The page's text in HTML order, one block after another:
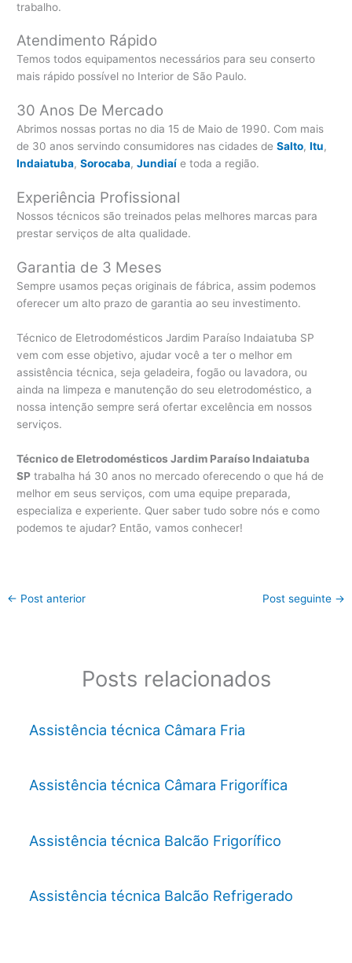
trabalho.
Atendimento Rápido
Temos todos equipamentos necessários para seu conserto
mais rápido possível no Interior de São Paulo.
30 Anos De Mercado
Abrimos nossas portas no dia 15 de Maio de 1990. Com mais
de 30 anos servindo consumidores nas cidades deSalto,Itu,
Indaiatuba,Sorocaba,Jundiaí e toda a região.
Experiência Profissional
Nossos técnicos são treinados pelas melhores marcas para
prestar serviços de alta qualidade.
Garantia de 3 Meses
Sempre usamos peças originais de fábrica, assim podemos
oferecer um alto prazo de garantia ao seu investimento.
Técnico de Eletrodomésticos Jardim Paraíso Indaiatuba SP
vem com esse objetivo, ajudar você a ter o melhor em
assistência técnica, seja geladeira, fogão ou lavadora, ou
ainda na limpeza e manutenção do seu eletrodoméstico, a
nossa intenção sempre será ofertar excelência em nossos
serviços.
Técnico de Eletrodomésticos Jardim Paraíso Indaiatuba
SP trabalha há 30 anos no mercado oferecendo o que há de
melhor em seus serviços, com uma equipe preparada,
especializa e experiente. Quer saber tudo sobre nós e como
podemos te ajudar? Então, vamos conhecer!
← Post anterior Post seguinte →
Posts relacionados
Assistência técnica Câmara Fria
Assistência técnica Câmara Frigorífica
Assistência técnica Balcão Frigorífico
Assistência técnica Balcão Refrigerado